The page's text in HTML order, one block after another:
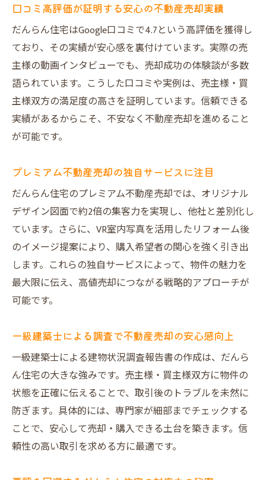
南恩加島の資産を最大化する売却戦略まとめ
不動産売却で資産価値を最大化する最善策
だんらん住宅ならではの売却戦略を総括
失敗しないための不動産売却チェックポイ
ント
高値成約を目指すための売却準備と流れ
売却後の生活設計まで考えたアドバイス
秘訣
口コミ高評価が証明する安心の不動産売却実績
だんらん住宅はGoogle口コミで4.7という高評価を獲得し
ており、その実績が安心感を裏付けています。実際の売
主様の動画インタビューでも、売却成功の体験談が多数
語られています。こうした口コミや実例は、売主様・買
主様双方の満足度の高さを証明しています。信頼できる
実績があるからこそ、不安なく不動産売却を進めること
が可能です。
プレミアム不動産売却の独自サービスに注目
だんらん住宅のプレミアム不動産売却では、オリジナル
デザイン図面で約2倍の集客力を実現し、他社と差別化し
ています。さらに、VR室内写真を活用したリフォーム後
のイメージ提案により、購入希望者の関心を強く引き出
します。これらの独自サービスによって、物件の魅力を
最大限に伝え、高値売却につながる戦略的アプローチが
可能です。
一級建築士による調査で不動産売却の安心感向上
一級建築士による建物状況調査報告書の作成は、だんら
ん住宅の大きな強みです。売主様・買主様双方に物件の
状態を正確に伝えることで、取引後のトラブルを未然に
防ぎます。具体的には、専門家が細部までチェックする
ことで、安心して売却・購入できる土台を築きます。信
頼性の高い取引を求める方に最適です。